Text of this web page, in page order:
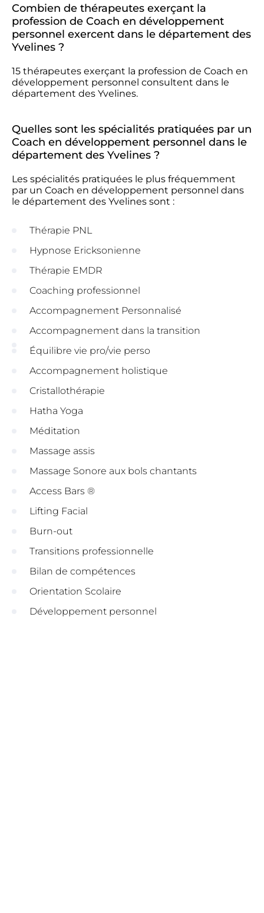
Combien de thérapeutes exerçant la
profession de Coach en développement
personnel exercent dans le département des
Yvelines ?
15 thérapeutes exerçant la profession de Coach en
développement personnel consultent dans le
département des Yvelines.
Quelles sont les spécialités pratiquées par un
Coach en développement personnel dans le
département des Yvelines ?
Les spécialités pratiquées le plus fréquemment
par un Coach en développement personnel dans
le département des Yvelines sont :
Thérapie PNL
Hypnose Ericksonienne
Thérapie EMDR
Coaching professionnel
Accompagnement Personnalisé
Accompagnement dans la transition
Équilibre vie pro/vie perso
Accompagnement holistique
Cristallothérapie
Hatha Yoga
Méditation
Massage assis
Massage Sonore aux bols chantants
Access Bars ®
Lifting Facial
Burn-out
Transitions professionnelle
Bilan de compétences
Orientation Scolaire
Développement personnel